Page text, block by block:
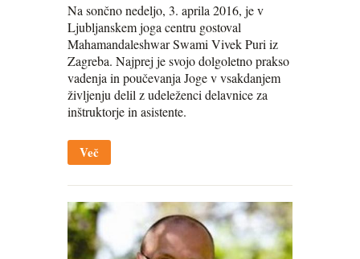
Na sončno nedeljo, 3. aprila 2016, je v
Ljubljanskem joga centru gostoval
Mahamandaleshwar Swami Vivek Puri iz
Zagreba. Najprej je svojo dolgoletno prakso
vadenja in poučevanja Joge v vsakdanjem
življenju delil z udeleženci delavnice za
inštruktorje in asistente.
Več